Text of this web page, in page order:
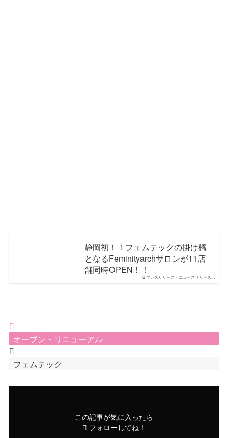
プレスリリース・ニュースリリース...
静岡初！！フェムテックの掛け橋
となるFeminityarchサロンが11店
舗同時OPEN！！
オープン・リニューアル
フェムテック
この記事が気に入ったら
フォローしてね！